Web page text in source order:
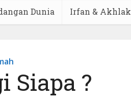
Dunia Irfan & Akhlak
Siapa ?